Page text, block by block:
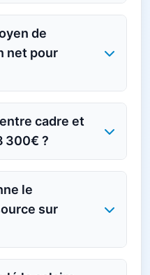
de
net pour
cadre et
300€ ?
le
sur